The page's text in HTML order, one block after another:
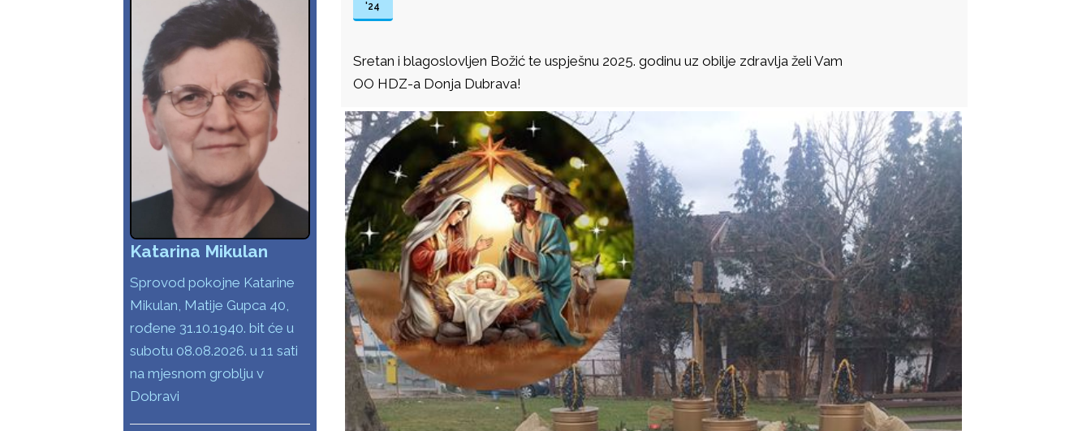
'24
Sretan i blagoslovljen Božić te uspješnu 2025. godinu uz obilje zdravlja želi Vam
OO HDZ-a Donja Dubrava!
Katarina Mikulan
Sprovod pokojne Katarine
Mikulan, Matije Gupca 40,
rođene 31.10.1940. bit će u
subotu 08.08.2026. u 11 sati
na mjesnom groblju v
Dobravi